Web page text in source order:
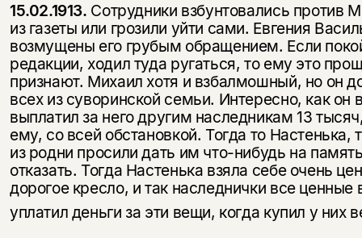
15.02.1913. Сотрудники взбунтовались против
из газеты или грозили уйти сами. Евгения
возмущены его грубым обращением. Если
редакции, ходил туда ругаться, то ему это
признают. Михаил хотя и взбалмошный, но он
всех из суворинской семьи. Интересно, как он
выплатил за него другим наследникам 13
ему, со всей обстановкой. Тогда то
из родни просили дать им что-нибудь на
отказать. Тогда Настенька взяла себе очень
дорогое кресло, и так наследнички все
уплатил деньги за эти вещи, когда купил у них